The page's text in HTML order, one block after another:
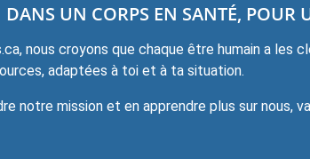
UN CORPS EN SANTÉ, POUR
nous croyons que chaque être humain a
adaptées à toi et à ta situation.
notre mission et en apprendre plus sur nous,